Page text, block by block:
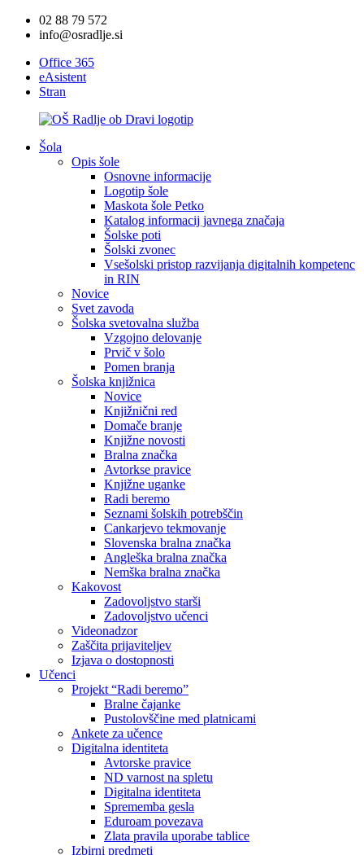
02 88 79 572
info@osradlje.si
Office 365
eAsistent
Stran
Šola
Opis šole
Osnovne informacije
Logotip šole
Maskota šole Petko
Katalog informacij javnega značaja
Šolske poti
Šolski zvonec
Vsešolski pristop razvijanja digitalnih kompetenc
in RIN
Novice
Svet zavoda
Šolska svetovalna služba
Vzgojno delovanje
Prvič v šolo
Pomen branja
Šolska knjižnica
Novice
Knjižnični red
Domače branje
Knjižne novosti
Bralna značka
Avtorkse pravice
Knjižne uganke
Radi beremo
Seznami šolskih potrebščin
Cankarjevo tekmovanje
Slovenska bralna značka
Angleška bralna značka
Nemška bralna značka
Kakovost
Zadovoljstvo starši
Zadovoljstvo učenci
Videonadzor
Zaščita prijaviteljev
Izjava o dostopnosti
Učenci
Projekt “Radi beremo”
Bralne čajanke
Pustolovščine med platnicami
Ankete za učence
Digitalna identiteta
Avtorske pravice
ND varnost na spletu
Digitalna identiteta
Sprememba gesla
Eduroam povezava
Zlata pravila uporabe tablice
Izbirni predmeti